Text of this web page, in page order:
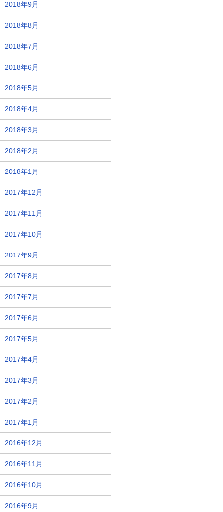
2018年9月
2018年8月
2018年7月
2018年6月
2018年5月
2018年4月
2018年3月
2018年2月
2018年1月
2017年12月
2017年11月
2017年10月
2017年9月
2017年8月
2017年7月
2017年6月
2017年5月
2017年4月
2017年3月
2017年2月
2017年1月
2016年12月
2016年11月
2016年10月
2016年9月